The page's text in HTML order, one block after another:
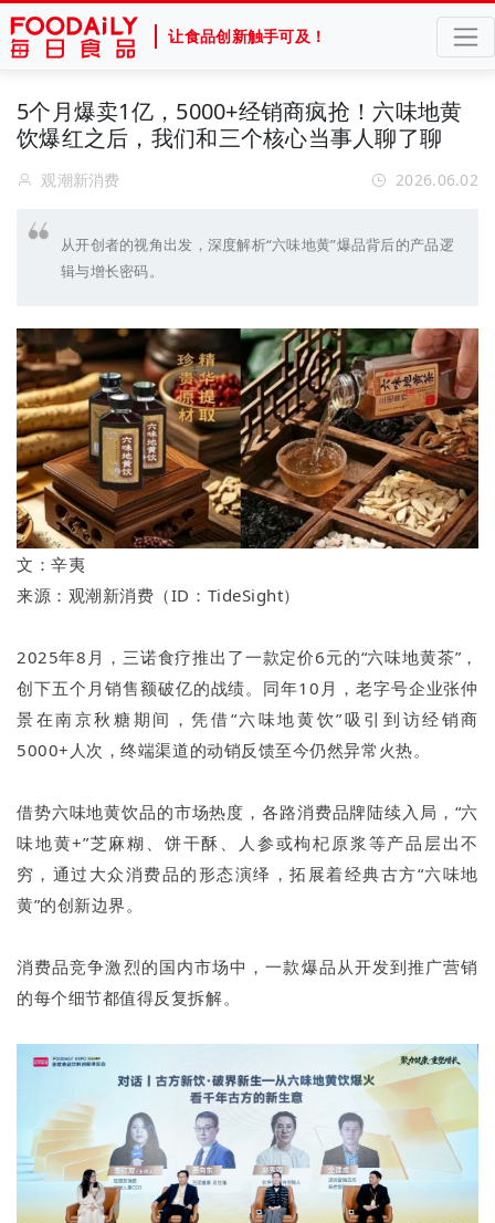
让食品创新触手可及！
5个月爆卖1亿，5000+经销商疯抢！六味地黄
饮爆红之后，我们和三个核心当事人聊了聊
观潮新消费 2026.06.02
从开创者的视角出发，深度解析“六味地黄”爆品背后的产品逻
辑与增长密码。
文：辛夷
来源：观潮新消费（ID：TideSight）
2025年8月，三诺食疗推出了一款定价6元的“六味地黄茶”，
创下五个月销售额破亿的战绩。同年10月，老字号企业张仲
景在南京秋糖期间，凭借“六味地黄饮”吸引到访经销商
5000+人次，终端渠道的动销反馈至今仍然异常火热。
借势六味地黄饮品的市场热度，各路消费品牌陆续入局，“六
味地黄+”芝麻糊、饼干酥、人参或枸杞原浆等产品层出不
穷，通过大众消费品的形态演绎，拓展着经典古方“六味地
黄”的创新边界。
消费品竞争激烈的国内市场中，一款爆品从开发到推广营销
的每个细节都值得反复拆解。